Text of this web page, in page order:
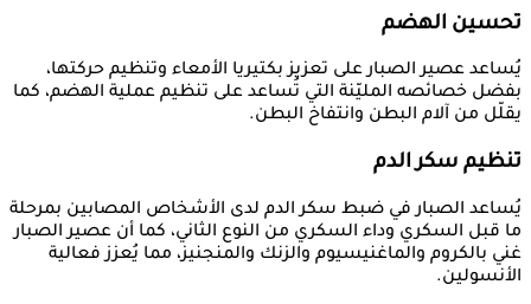
تحسين الهضم
يُساعد عصير الصبار على تعزيز بكتيريا الأمعاء وتنظيم حركتها،
بفضل خصائصه المليّنة التي تُساعد على تنظيم عملية الهضم، كما
يقلّل من آلام البطن وانتفاخ البطن.
تنظيم سكر الدم
يُساعد الصبار في ضبط سكر الدم لدى الأشخاص المصابين بمرحلة
ما قبل السكري وداء السكري من النوع الثاني، كما أن عصير الصبار
غني بالكروم والماغنيسيوم والزنك والمنجنيز، مما يُعزز فعالية
الأنسولين.